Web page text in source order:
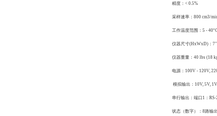
精度：< 0.5%
采样速率：800 cm3/
工作温度范围：5 -
仪器尺寸(HxWxD)：7"
仪器重量：40 lbs (18
电源：100V - 120V,
模拟输出：10V, 5V,
串行输出：端口1：
状态（数字）：8路输